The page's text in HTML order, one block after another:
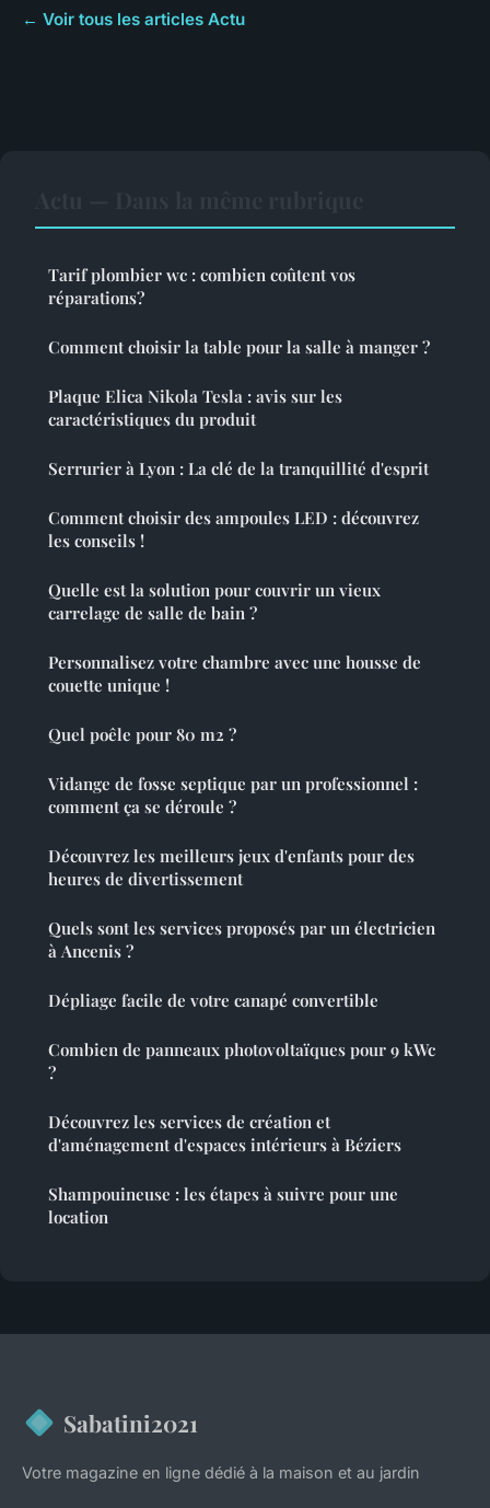
← Voir tous les articles Actu
Tarif plombier wc : combien coûtent vos
réparations?
Comment choisir la table pour la salle à manger ?
Plaque Elica Nikola Tesla : avis sur les
caractéristiques du produit
Serrurier à Lyon : La clé de la tranquillité d'esprit
Comment choisir des ampoules LED : découvrez
les conseils !
Quelle est la solution pour couvrir un vieux
carrelage de salle de bain ?
Personnalisez votre chambre avec une housse de
couette unique !
Quel poêle pour 80 m2 ?
Vidange de fosse septique par un professionnel :
comment ça se déroule ?
Découvrez les meilleurs jeux d'enfants pour des
heures de divertissement
Quels sont les services proposés par un électricien
à Ancenis ?
Dépliage facile de votre canapé convertible
Combien de panneaux photovoltaïques pour 9 kWc
?
Découvrez les services de création et
d'aménagement d'espaces intérieurs à Béziers
Shampouineuse : les étapes à suivre pour une
location
Sabatini2021
Votre magazine en ligne dédié à la maison et au jardin